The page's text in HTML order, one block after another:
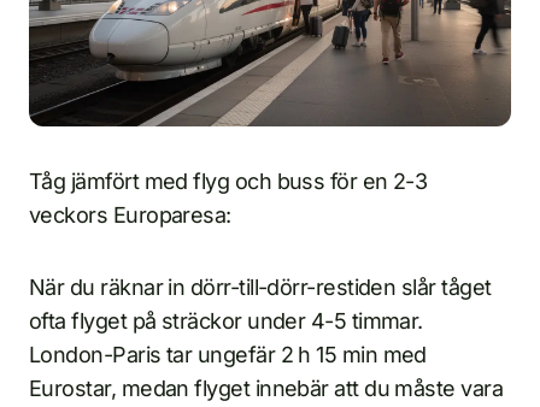
Tåg jämfört med flyg och buss för en 2-3
veckors Europaresa:
När du räknar in dörr-till-dörr-restiden slår tåget
ofta flyget på sträckor under 4-5 timmar.
London-Paris tar ungefär 2 h 15 min med
Eurostar, medan flyget innebär att du måste vara